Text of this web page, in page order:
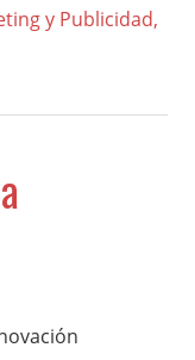
y Publicidad,